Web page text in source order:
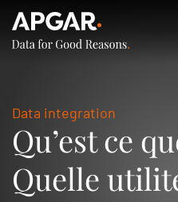
Data integration
Qu’est ce
Quelle